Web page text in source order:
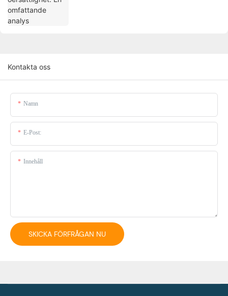
Kontakta oss
Namn
E-Post:
Innehåll
SKICKA FÖRFRÅGAN NU